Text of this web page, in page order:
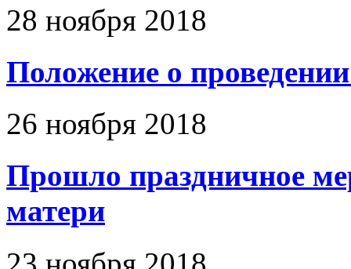
28 ноября 2018
Положение о
26 ноября 2018
Прошло праздничное
матери